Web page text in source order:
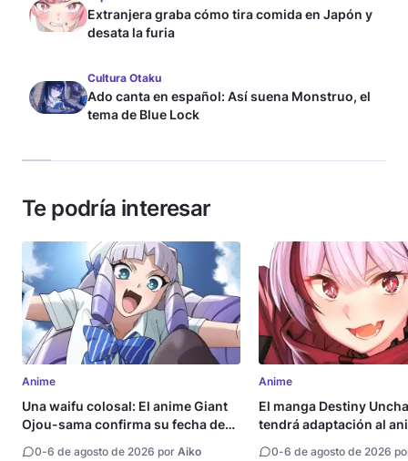
Extranjera graba cómo tira comida en Japón y
desata la furia
Cultura Otaku
Ado canta en español: Así suena Monstruo, el
tema de Blue Lock
Te podría interesar
Anime
Una waifu colosal: El anime Giant
Ojou-sama confirma su fecha de
0-6 de agosto de 2026 por Aiko
Anime
El manga Destiny
tendrá adaptación al
0-6 de agosto de 2026